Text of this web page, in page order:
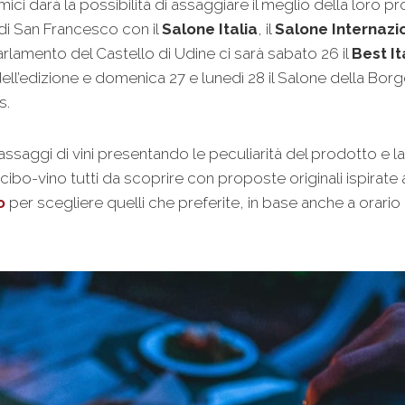
darà la possibilità di assaggiare il meglio della loro
San Francesco con ilSalone Italia, ilSalone
del Castello di Udine ci sarà sabato 26 il Best
e domenica 27 e lunedì 28 il Salone della
di vini presentando le peculiarità del prodotto e
vino tutti da scoprire con proposte originali
per scegliere quelli che preferite, in base anche a